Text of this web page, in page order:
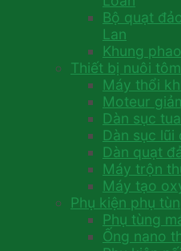
Bộ quạt
Lan
Khung
Thiết bị nuôi tôm
Máy thổi
Moteur
Dàn sục
Dàn sục lũi
Dàn quạt
Máy trộn
Máy tạo
Phụ kiện phụ
Phụ tùng
Ống nano